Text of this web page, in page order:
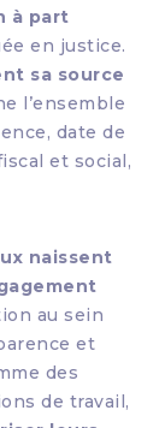
à part
en justice.
sa source
l’ensemble
date de
et social,
naissent
au sein
et
des
de travail,